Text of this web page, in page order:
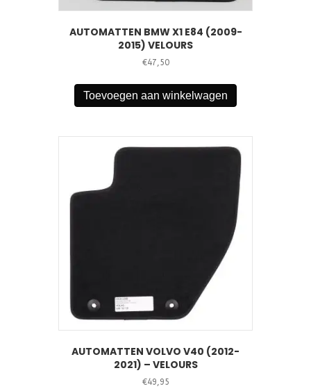
AUTOMATTEN BMW X1 E84 (2009-
2015) VELOURS
€47,50
Toevoegen aan winkelwagen
AUTOMATTEN VOLVO V40 (2012-
2021) – VELOURS
€49,95